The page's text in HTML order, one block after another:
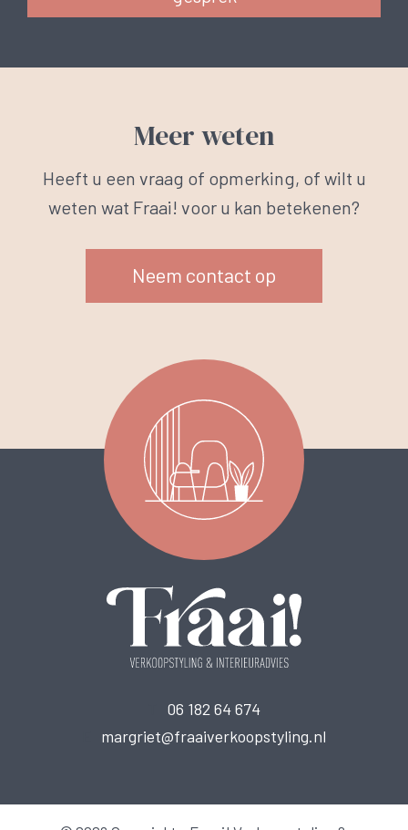
Meer weten
Heeft u een vraag of opmerking, of wilt u
weten wat Fraai! voor u kan betekenen?
Neem contact op
06 182 64 674
margriet@fraaiverkoopstyling.nl